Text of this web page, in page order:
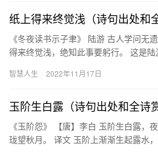
纸上得来终觉浅（诗句出处和
《冬夜读书示子聿》 陆游 古人学问无
得来终觉浅，绝知此事要躬行。 这是
智慧人生 2022年11月17日
玉阶生白露（诗句出处和全诗
《玉阶怨》 【唐】李白 玉阶生白露，
珑望秋月。 译文 玉阶上渐渐生起露水